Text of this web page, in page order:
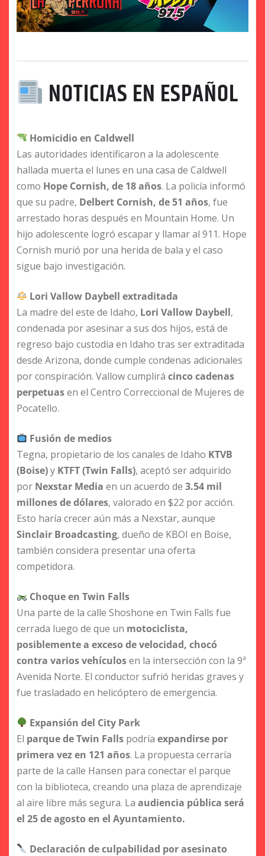
NOTICIAS EN ESPAÑOL
Homicidio en Caldwell
Las autoridades identificaron a la adolescente
hallada muerta el lunes en una casa de Caldwell
como Hope Cornish, de 18 años. La policía informó
que su padre, Delbert Cornish, de 51 años, fue
arrestado horas después en Mountain Home. Un
hijo adolescente logró escapar y llamar al 911. Hope
Cornish murió por una herida de bala y el caso
sigue bajo investigación.
Lori Vallow Daybell extraditada
La madre del este de Idaho, Lori Vallow Daybell,
condenada por asesinar a sus dos hijos, está de
regreso bajo custodia en Idaho tras ser extraditada
desde Arizona, donde cumple condenas adicionales
por conspiración. Vallow cumplirá cinco cadenas
perpetuasen el Centro Correccional de Mujeres de
Pocatello.
Fusión de medios
Tegna, propietario de los canales de Idaho KTVB
(Boise)y KTFT (Twin Falls), aceptó ser adquirido
por Nexstar Media en un acuerdo de 3.54 mil
millones de dólares, valorado en $22 por acción.
Esto haría crecer aún más a Nexstar, aunque
Sinclair Broadcasting, dueño de KBOI en Boise,
también considera presentar una oferta
competidora.
Choque en Twin Falls
Una parte de la calle Shoshone en Twin Falls fue
cerrada luego de que un motociclista,
posiblemente a exceso de velocidad, chocó
contra varios vehículosen la intersección con la 9ª
Avenida Norte. El conductor sufrió heridas graves y
fue trasladado en helicóptero de emergencia.
Expansión del City Park
El parque de Twin Falls podría expandirse por
primera vez en 121 años. La propuesta cerraría
parte de la calle Hansen para conectar el parque
con la biblioteca, creando una plaza de aprendizaje
al aire libre más segura. La audiencia pública será
el 25 de agosto en el Ayuntamiento.
Declaración de culpabilidad por asesinato